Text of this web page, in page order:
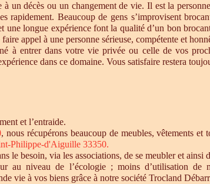
un décès ou un changement de vie. Il est la
rapidement. Beaucoup de gens s’improvisent
une longue expérience font la qualité d’un bon
appel à une personne sérieuse, compétente et
à entrer dans votre vie privée ou celle de vos
dans ce domaine. Vous satisfaire restera
et l’entraide.
, nous récupérons beaucoup de meubles, vêtements
Philippe-d'Aiguille 33350.
le besoin, via les associations, de se meubler et
au niveau de l’écologie ; moins d’utilisation
vie à vos biens grâce à notre société Trocland